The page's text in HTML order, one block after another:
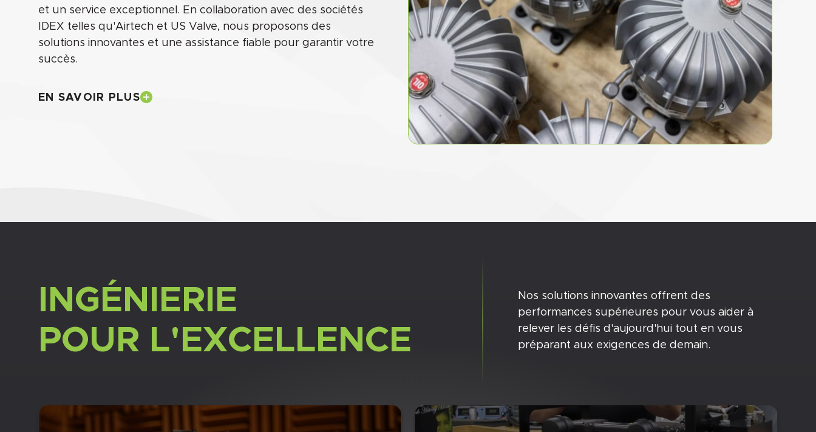
et un service exceptionnel. En collaboration avec des sociétés
IDEX telles qu'Airtech et US Valve, nous proposons des
solutions innovantes et une assistance fiable pour garantir votre
succès.
EN SAVOIR PLUS
INGÉNIERIE
POUR L'EXCELLENCE
Nos solutions innovantes offrent des
performances supérieures pour vous aider à
relever les défis d'aujourd'hui tout en vous
préparant aux exigences de demain.